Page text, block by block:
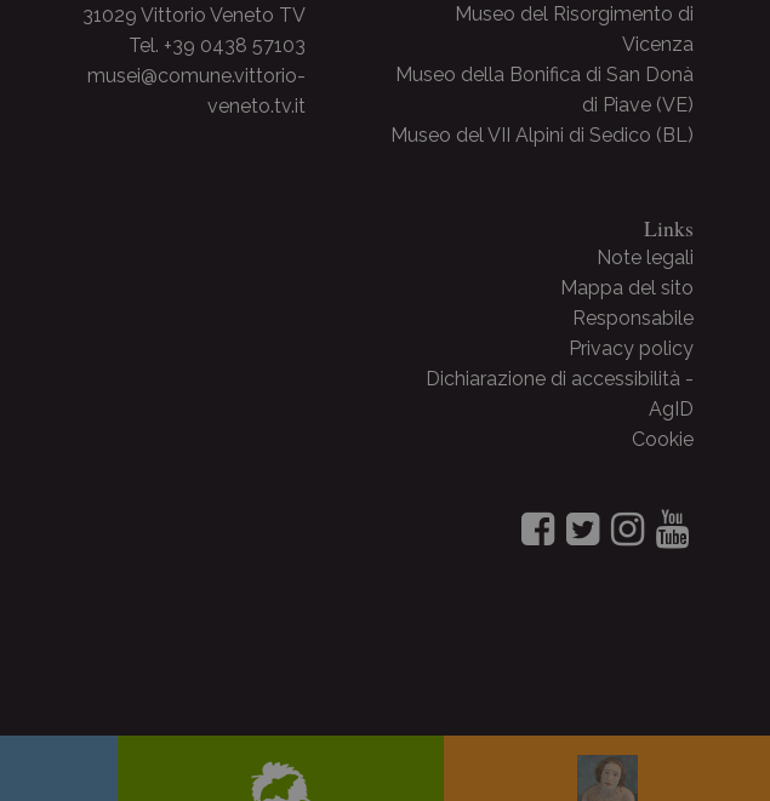
31029 Vittorio Veneto TV
Tel. +39 0438 57103
musei@comune.vittorio-
veneto.tv.it
Museo del Risorgimento di
Vicenza
Museo della Bonifica di San Donà
di Piave (VE)
Museo del VII Alpini di Sedico (BL)
Links
Note legali
Mappa del sito
Responsabile
Privacy policy
Dichiarazione di accessibilità -
AgID
Cookie